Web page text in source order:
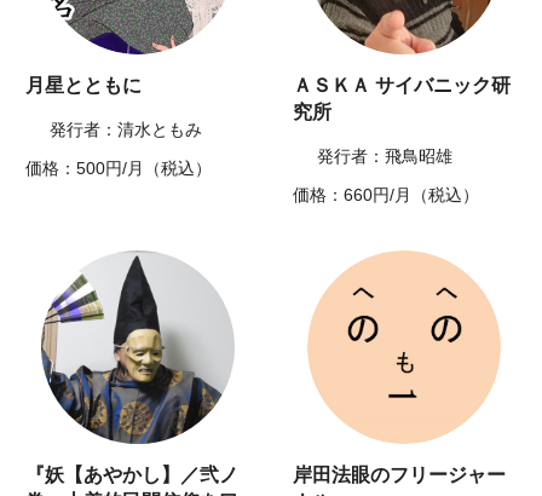
月星とともに
発行者：清水ともみ
価格：500円/月（税込）
ＡＳＫＡ サイバニック研
究所
発行者：飛鳥昭雄
価格：660円/月（税込）
『妖【あやかし】／弐ノ
岸田法眼のフリージャー